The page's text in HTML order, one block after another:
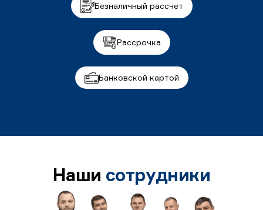
Безналичный рассчет
Рассрочка
Банковской картой
Наши сотрудники